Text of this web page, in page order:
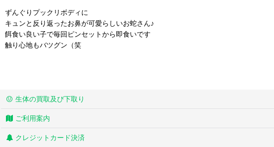
ずんぐりプックリボディに
キュンと反り返ったお鼻が可愛らしいお蛇さん♪
餌食い良い子で毎回ピンセットから即食いです
触り心地もバツグン（笑
生体の買取及び下取り
ご利用案内
クレジットカード決済